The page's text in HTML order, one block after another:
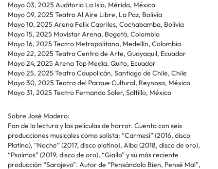
Mayo 03, 2025 Auditorio La Isla, Mérida, México
Mayo 09, 2025 Teatro Al Aire Libre, La Paz, Bolivia
Mayo 10, 2025 Arena Felix Capriles, Cochabamba, Bolivia
Mayo 15, 2025 Movistar Arena, Bogotá, Colombia
Mayo 16, 2025 Teatro Metropolitano, Medellín, Colombia
Mayo 22, 2025 Teatro Centro de Arte, Guayaquil, Ecuador
Mayo 24, 2025 Arena Top Media, Quito, Ecuador
Mayo 25, 2025 Teatro Caupolicán, Santiago de Chile, Chile
Mayo 30, 2025 Teatro del Parque Cultural, Reynosa, México
Mayo 31, 2025 Teatro Fernando Soler, Saltillo, México
Sobre José Madero:
Fan de la lectura y las películas de horror. Cuenta con seis
producciones musicales como solista: “Carmesí” (2016, disco
Platino), “Noche” (2017, disco platino), Alba (2018, disco de oro),
“Psalmos” (2019, disco de oro), “Giallo” y su más reciente
producción “Sarajevo”. Autor de “Pensándolo Bien, Pensé Mal”,